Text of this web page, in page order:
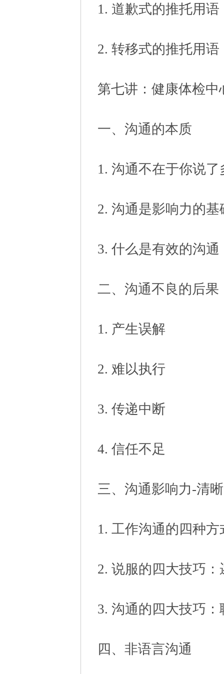
1. 道歉式的推托用语
2. 转移式的推托用语
第七讲：健康体检
一、沟通的本质
1. 沟通不在于你说
2. 沟通是影响力的基
3. 什么是有效的沟通
二、沟通不良的后果
1. 产生误解
2. 难以执行
3. 传递中断
4. 信任不足
三、沟通影响力-清
1. 工作沟通的四种
2. 说服的四大技巧
3. 沟通的四大技巧
四、非语言沟通